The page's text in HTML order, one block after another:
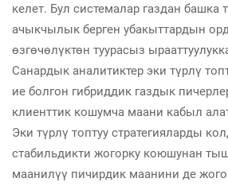
келет. Бул системалар газдан башка
ачыкчылык берген убакыттардын
өзгөчөлүктөн туурасыз
Санардык аналитиктер эки түрлү
ие болгон гибриддик газдык
клиенттик кошумча маани кабыл
Эки түрлү топтуу стратегияларды
стабильдикти жогорку коюшунан
маанилүү пичирдик маанини де